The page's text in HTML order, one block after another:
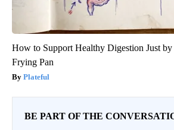
How to Support Healthy Digestion Just
Frying Pan
Plateful
BE PART OF THE